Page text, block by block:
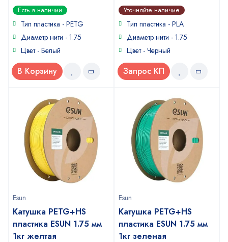
0
out
of
Есть в наличии
Тип пластика - PETG
Диаметр нити - 1.75
Цвет - Белый
В Корзину
0
out
of
Уточняйте наличие
Тип пластика - PLA
Диаметр нити - 1.75
Цвет - Черный
Запрос КП
Esun
Катушка PETG+HS
пластика ESUN 1.75 мм
1кг желтая
Esun
Катушка PETG+HS
пластика ESUN 1.75 мм
1кг зеленая